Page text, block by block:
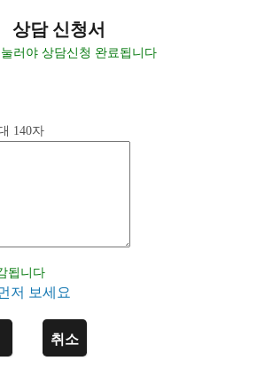
상담 신청서
러야 상담신청 완료됩니다
140자
됩니다
저 보세요